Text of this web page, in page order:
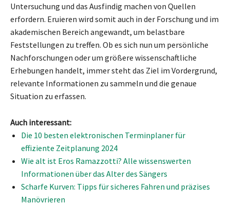
Untersuchung und das Ausfindig machen von Quellen
erfordern. Eruieren wird somit auch in der Forschung und im
akademischen Bereich angewandt, um belastbare
Feststellungen zu treffen. Ob es sich nun um persönliche
Nachforschungen oder um größere wissenschaftliche
Erhebungen handelt, immer steht das Ziel im Vordergrund,
relevante Informationen zu sammeln und die genaue
Situation zu erfassen.
Auch interessant:
Die 10 besten elektronischen Terminplaner für
effiziente Zeitplanung 2024
Wie alt ist Eros Ramazzotti? Alle wissenswerten
Informationen über das Alter des Sängers
Scharfe Kurven: Tipps für sicheres Fahren und präzises
Manövrieren